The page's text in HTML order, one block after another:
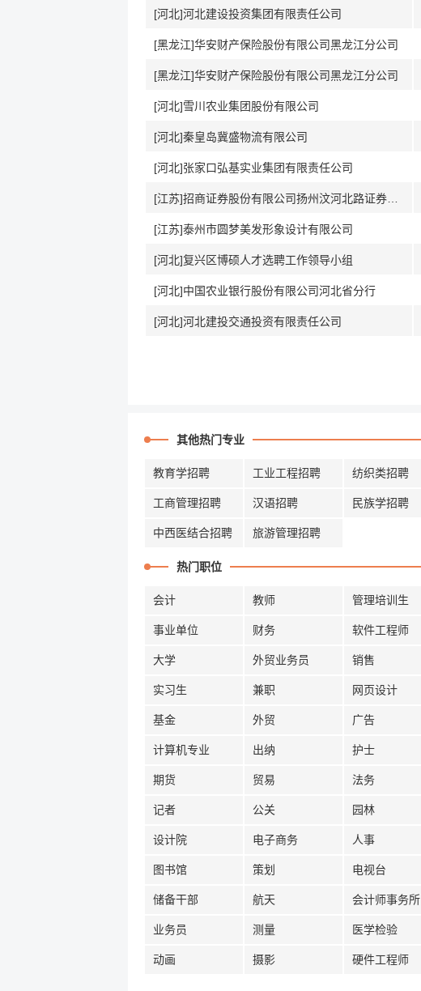
[河北]河北建设投资集团有限责任公司
[黑龙江]华安财产保险股份有限公司黑龙江分公司
[黑龙江]华安财产保险股份有限公司黑龙江分公司
[河北]雪川农业集团股份有限公司
[河北]秦皇岛冀盛物流有限公司
[河北]张家口弘基实业集团有限责任公司
[江苏]泰州市圆梦美发形象设计有限公司
[河北]复兴区博硕人才选聘工作领导小组
[河北]中国农业银行股份有限公司河北省分行
[河北]河北建投交通投资有限责任公司
其他热门专业
教育学招聘 工业工程招聘 纺织类招聘
工商管理招聘 汉语招聘 民族学招聘
中西医结合招聘 旅游管理招聘
热门职位
会计 教师 管理培训生
事业单位 财务 软件工程师
大学 外贸业务员 销售
实习生 兼职 网页设计
基金 外贸 广告
计算机专业 出纳 护士
期货 贸易 法务
记者 公关 园林
设计院 电子商务 人事
图书馆 策划 电视台
储备干部 航天 会计师事务所
业务员 测量 医学检验
动画 摄影 硬件工程师